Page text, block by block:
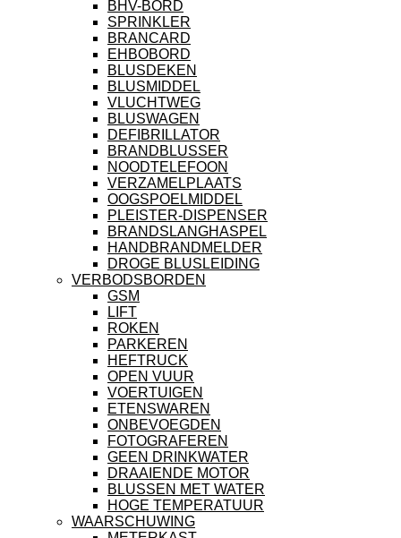
BHV-BORD
SPRINKLER
BRANCARD
EHBOBORD
BLUSDEKEN
BLUSMIDDEL
VLUCHTWEG
BLUSWAGEN
DEFIBRILLATOR
BRANDBLUSSER
NOODTELEFOON
VERZAMELPLAATS
OOGSPOELMIDDEL
PLEISTER-DISPENSER
BRANDSLANGHASPEL
HANDBRANDMELDER
DROGE BLUSLEIDING
VERBODSBORDEN
GSM
LIFT
ROKEN
PARKEREN
HEFTRUCK
OPEN VUUR
VOERTUIGEN
ETENSWAREN
ONBEVOEGDEN
FOTOGRAFEREN
GEEN DRINKWATER
DRAAIENDE MOTOR
BLUSSEN MET WATER
HOGE TEMPERATUUR
WAARSCHUWING